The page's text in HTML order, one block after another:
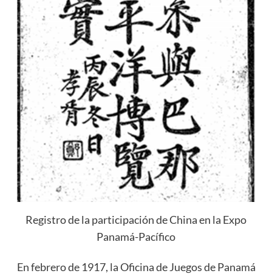
Registro de la participación de China en la Expo
Panamá-Pacífico
En febrero de 1917, la Oficina de Juegos de Panamá